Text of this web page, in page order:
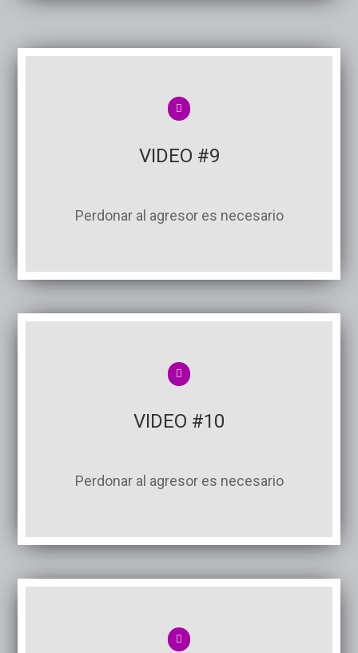
VIDEO #9
Perdonar al agresor es necesario
VIDEO #10
Perdonar al agresor es necesario